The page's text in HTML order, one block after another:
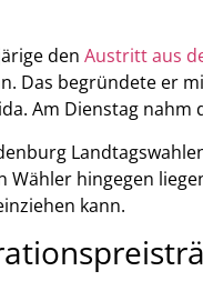
den Austritt aus
Das begründete er
Am Dienstag nahm
Wähler hingegen
kann.